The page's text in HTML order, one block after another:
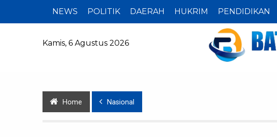
NEWS POLITIK DAERAH HUKRIM PENDIDIKAN
Kamis, 6 Agustus 2026
Home Nasional